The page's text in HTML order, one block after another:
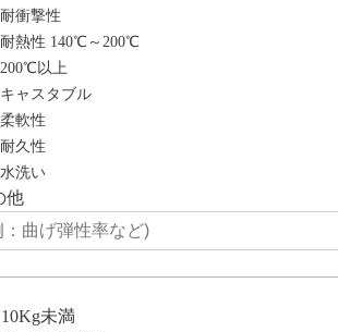
耐衝撃性
耐熱性 140℃～200℃
200℃以上
キャスタブル
柔軟性
耐久性
水洗い
他
10Kg未満